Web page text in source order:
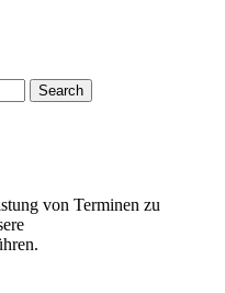
Search
von Terminen zu